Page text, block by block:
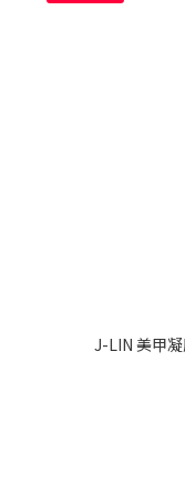
J-LIN 美甲